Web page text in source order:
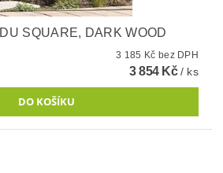
SQUARE, DARK WOOD
3 185 Kč bez DPH
3 854 Kč/ ks